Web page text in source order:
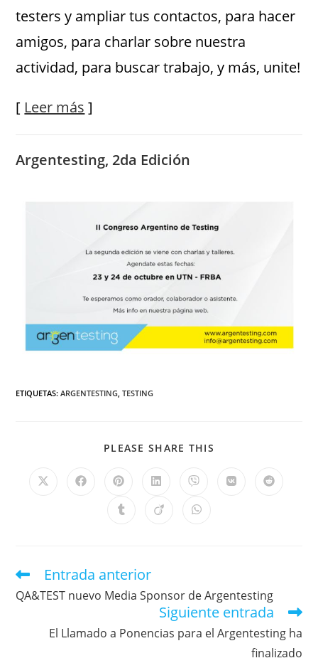
testers y ampliar tus contactos, para hacer
amigos, para charlar sobre nuestra
actividad, para buscar trabajo, y más, unite!
[ Leer más ]
Argentesting, 2da Edición
ETIQUETAS:ARGENTESTING TESTING
PLEASE SHARE THIS
Entrada anterior
QA&TEST nuevo Media Sponsor de Argentesting
Siguiente entrada
El Llamado a Ponencias para el Argentesting ha
finalizado